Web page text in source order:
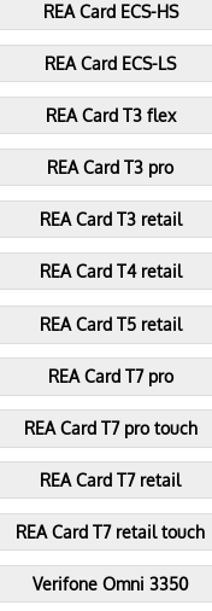
REA Card ECS-HS
REA Card ECS-LS
REA Card T3 flex
REA Card T3 pro
REA Card T3 retail
REA Card T4 retail
REA Card T5 retail
REA Card T7 pro
REA Card T7 pro touch
REA Card T7 retail
REA Card T7 retail touch
Verifone Omni 3350